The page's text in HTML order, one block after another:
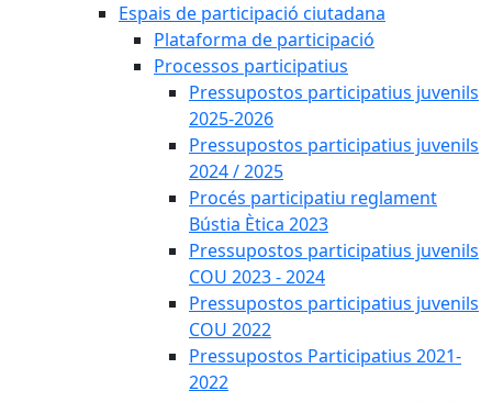
Espais de participació ciutadana
Plataforma de participació
Processos participatius
Pressupostos participatius juvenils
2025-2026
Pressupostos participatius juvenils
2024 / 2025
Procés participatiu reglament
Bústia Ètica 2023
Pressupostos participatius juvenils
COU 2023 - 2024
Pressupostos participatius juvenils
COU 2022
Pressupostos Participatius 2021-
2022